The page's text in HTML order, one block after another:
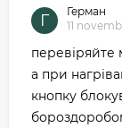
Г
Герман
11
перевіряйте
а при
кнопку